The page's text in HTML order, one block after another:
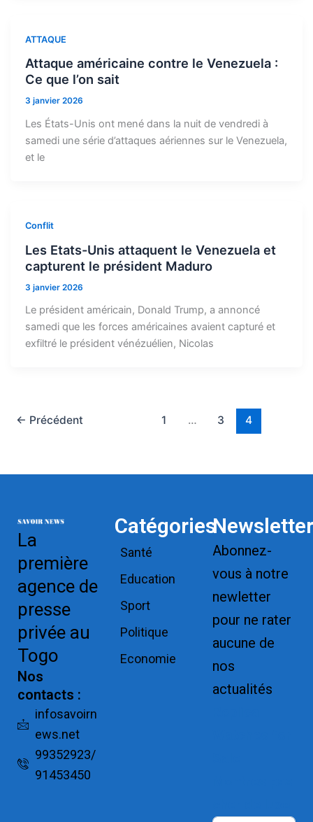
ATTAQUE
Attaque américaine contre le Venezuela :
Ce que l’on sait
3 janvier 2026
Les États-Unis ont mené dans la nuit de vendredi à
samedi une série d’attaques aériennes sur le Venezuela,
et le
Conflit
Les Etats-Unis attaquent le Venezuela et
capturent le président Maduro
3 janvier 2026
Le président américain, Donald Trump, a annoncé
samedi que les forces américaines avaient capturé et
exfiltré le président vénézuélien, Nicolas
← Précédent 1 … 3 4
La
première
agence de
presse
privée au
Togo
Nos
contacts :
infosavoirn
ews.net
99352923/
91453450
Catégories
Santé
Education
Sport
Politique
Economie
Newsletter
Abonnez-
vous à notre
newletter
pour ne rater
aucune de
nos
actualités